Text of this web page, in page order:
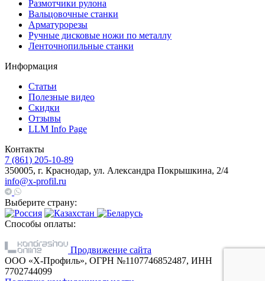
Размотчики рулона
Вальцовочные станки
Арматурорезы
Ручные дисковые ножи по металлу
Ленточнопильные станки
Информация
Статьи
Полезные видео
Скидки
Отзывы
LLM Info Page
Контакты
7 (861) 205-10-89
350005, г. Краснодар, ул. Александра Покрышкина, 2/4
info@x-profil.ru
Выберите страну:
Способы оплаты:
Продвижение сайта
ООО «Х-Профиль», ОГРН №1107746852487, ИНН
7702744099